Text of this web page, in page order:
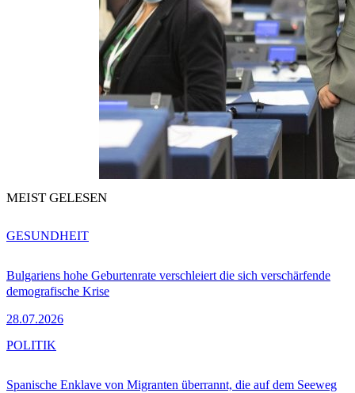
MEIST GELESEN
Bulgariens hohe Geburtenrate verschleiert die sich verschärfende
demografische Krise
28.07.2026
GESUNDHEIT
Spanische Enklave von Migranten überrannt, die auf dem Seeweg
POLITIK